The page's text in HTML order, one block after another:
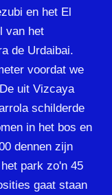
en het El
van het
de Urdaibai.
voordat we
uit Vizcaya
schilderde
in het bos en
dennen zijn
park zo'n 45
gaat staan